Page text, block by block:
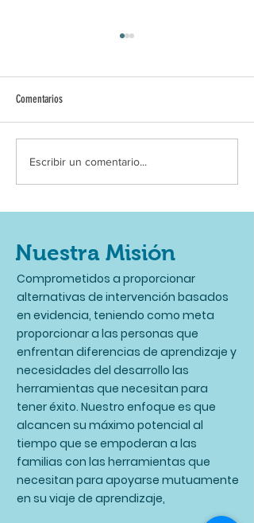
El Poder del Autocuidado:
Estrategias para Cuidar de ti y
Comentarios
Escribir un comentario...
Nuestra Misión
Comprometidos a proporcionar
alternativas de intervención basados
en evidencia, teniendo como meta
proporcionar a las personas que
enfrentan diferencias de aprendizaje y
necesidades del desarrollo las
herramientas que necesitan para
tener éxito. Nuestro enfoque es que
alcancen su máximo potencial al
tiempo que se empoderan a las
familias con las herramientas que
necesitan para apoyarse mutuamente
en su viaje de aprendizaje,